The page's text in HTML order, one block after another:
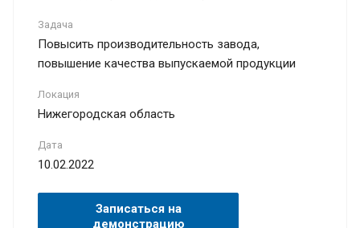
Задача
Повысить производительность завода,
повышение качества выпускаемой продукции
Локация
Нижегородская область
Дата
10.02.2022
Записаться на
демонстрацию